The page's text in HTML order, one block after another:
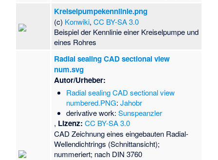
Kreiselpumpekennlinie.png
(c) Konwiki,CC BY-SA 3.0
Beispiel der Kennlinie einer Kreiselpumpe und
eines Rohres
Radial sealing CAD sectional view
num.svg
Autor/Urheber:
Radial sealing CAD sectional view
numbered.PNG: Jahobr
derivative work: Sunspeanzler
, Lizenz: CC BY-SA 3.0
CAD Zeichnung eines eingebauten Radial-
Wellendichtrings (Schnittansicht);
nummeriert; nach DIN 3760